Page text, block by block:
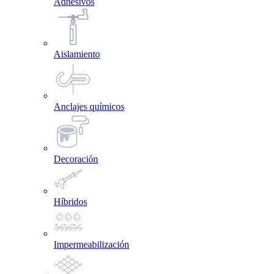
Aislamiento
Anclajes químicos
Decoración
Híbridos
Impermeabilización